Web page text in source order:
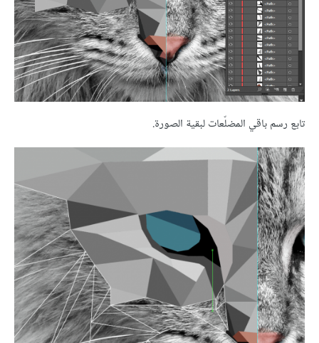
تابع رسم باقي المضلّعات لبقية الصورة.